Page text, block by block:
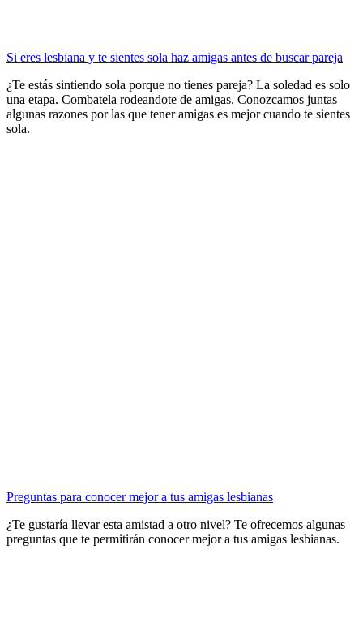
Si eres lesbiana y te sientes sola haz amigas antes de buscar pareja
¿Te estás sintiendo sola porque no tienes pareja? La soledad es solo
una etapa. Combatela rodeandote de amigas. Conozcamos juntas
algunas razones por las que tener amigas es mejor cuando te sientes
sola.
Preguntas para conocer mejor a tus amigas lesbianas
¿Te gustaría llevar esta amistad a otro nivel? Te ofrecemos algunas
preguntas que te permitirán conocer mejor a tus amigas lesbianas.